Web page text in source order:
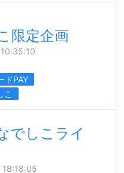
限定企画
ドPAY
こ
でしこライ